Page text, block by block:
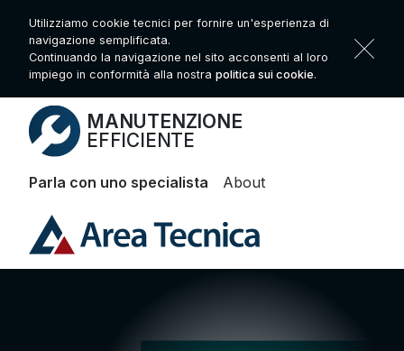
Utilizziamo cookie tecnici per fornire un'esperienza di
navigazione semplificata.
Continuando la navigazione nel sito acconsenti al loro
impiego in conformità alla nostra politica sui cookie.
MANUTENZIONE
EFFICIENTE
Parla con uno specialista About